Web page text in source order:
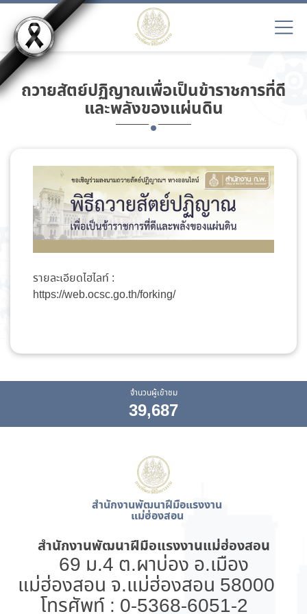
ถวายสัตย์ปฏิญาณเพื่อเป็นข้าราชการที่ดี
และพลังของแผ่นดิน
รายละเอียดไฮไลท์ :
https://web.ocsc.go.th/forking/
จำนวนผู้เข้าชม
39,687
สำนักงานพัฒนาฝีมือแรงงาน
แม่ฮ่องสอน
สำนักงานพัฒนาฝีมือแรงงานแม่ฮ่องสอน
69 ม.4 ต.ผาบ่อง อ.เมือง
แม่ฮ่องสอน จ.แม่ฮ่องสอน 58000
โทรศัพท์ : 0-5368-6051-2